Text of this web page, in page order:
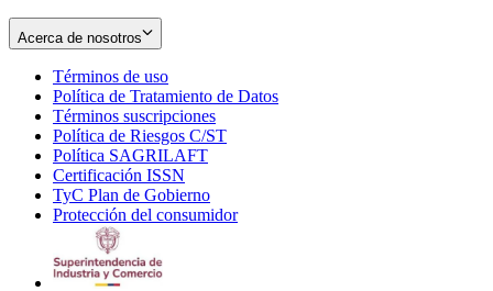
Acerca de nosotros
Términos de uso
in
new
window
Política de Tratamiento de Datos
Términos suscripciones
in
Política de Riesgos C/ST
Política SAGRILAFT
new
window
Certificación ISSN
in
new
TyC Plan de Gobierno
in
Protección del consumidorOpens